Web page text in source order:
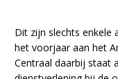
Dit zijn slechts enkele
het voorjaar aan het
Centraal daarbij staat